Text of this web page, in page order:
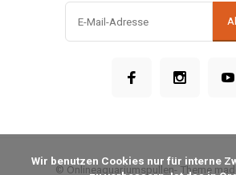
© Onlineaquariumspullen- Theme